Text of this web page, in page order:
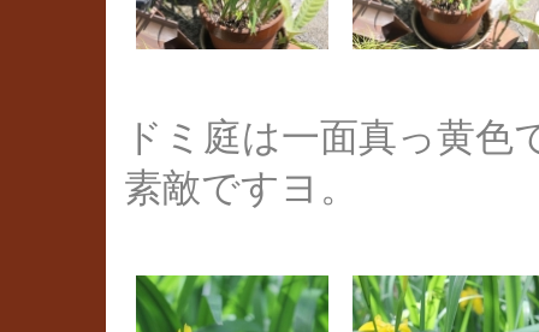
ドミ庭は一面真っ黄色
素敵ですヨ。